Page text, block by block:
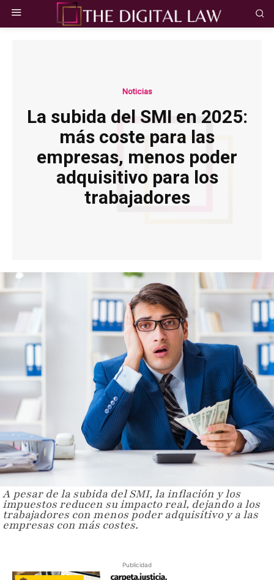
Noticias
La subida del SMI en 2025:
más coste para las
empresas, menos poder
adquisitivo para los
trabajadores
A pesar de la subida del SMI, la inflación y los
impuestos reducen su impacto real, dejando a los
trabajadores con menos poder adquisitivo y a las
empresas con más costes.
Publicidad